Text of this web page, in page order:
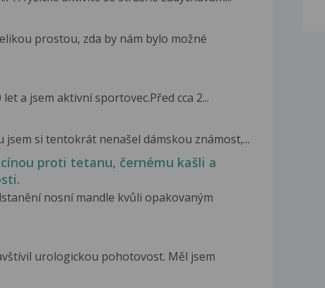
prostou, zda by nám bylo možné
a jsem aktivní sportovec.Před cca 2...
jsem si tentokrát nenašel dámskou známost,...
proti tetanu, černému kašli a
nosní mandle kvůli opakovaným
urologickou pohotovost. Měl jsem